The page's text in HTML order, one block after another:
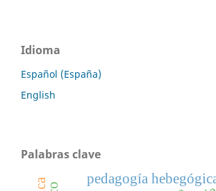
Idioma
Español (España)
English
Palabras clave
pedagogía